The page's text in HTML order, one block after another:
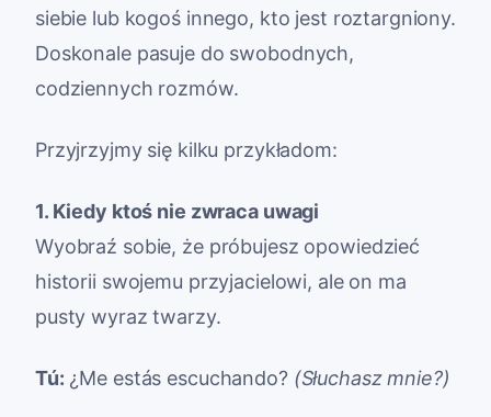
siebie lub kogoś innego, kto jest roztargniony.
Doskonale pasuje do swobodnych,
codziennych rozmów.
Przyjrzyjmy się kilku przykładom:
1. Kiedy ktoś nie zwraca uwagi
Wyobraź sobie, że próbujesz opowiedzieć
historii swojemu przyjacielowi, ale on ma
pusty wyraz twarzy.
Tú: ¿Me estás escuchando? (Słuchasz mnie?)